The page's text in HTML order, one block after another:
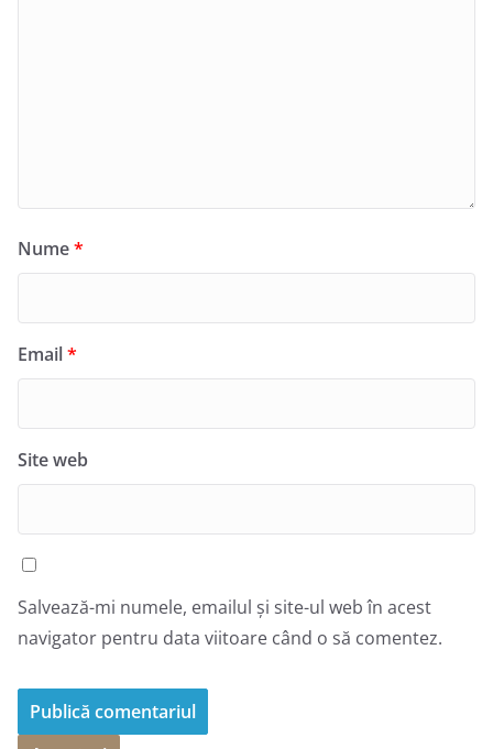
Nume*
Email*
Site web
Salvează-mi numele, emailul și site-ul web în acest
navigator pentru data viitoare când o să comentez.